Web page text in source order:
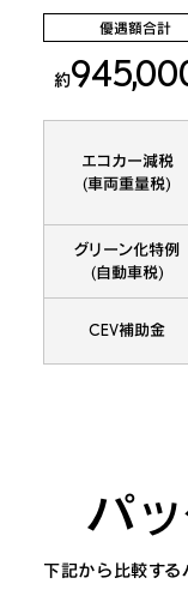
優遇額合計
約
エコカー減税
(車両重量税)
グリーン化特例
(自動車税)
CEV補助金
パ
下記から比較する